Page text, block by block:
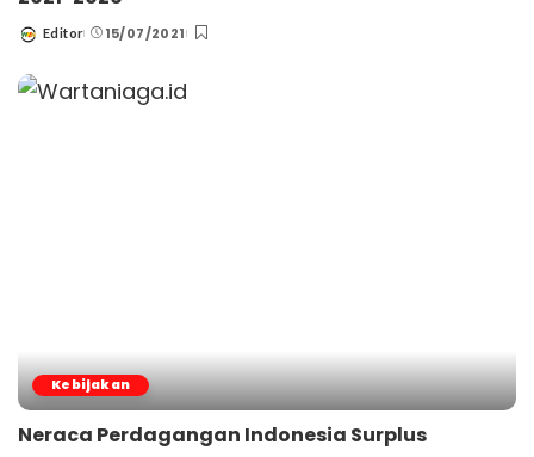
Posted
Editor 15/07/2021
Kebijakan
Neraca Perdagangan Indonesia Surplus